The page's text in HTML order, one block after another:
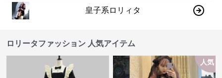
皇子系ロリィタ
ロリータファッション 人気アイテム
人気